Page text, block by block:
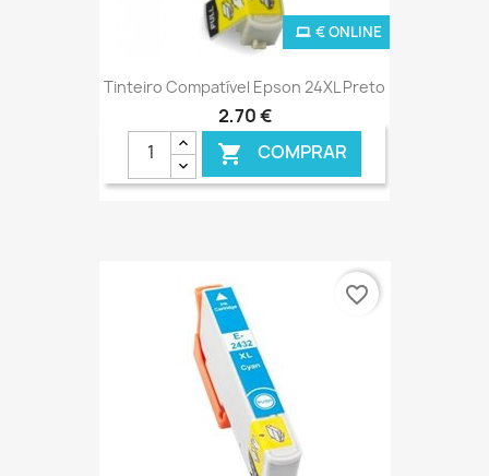
Tinteiro Compatível Epson 24XL Preto
2,70 €
 COMPRAR
€ ONLINE
favorite_border